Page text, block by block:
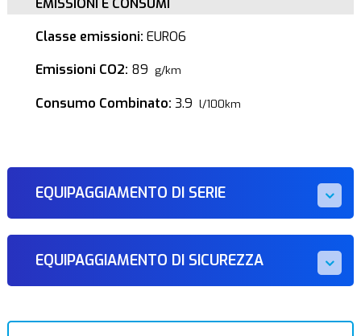
EMISSIONI E CONSUMI
Classe emissioni: EURO6
Emissioni CO2: 89 g/km
Consumo Combinato: 3.9 l/100km
EQUIPAGGIAMENTO DI SERIE
EQUIPAGGIAMENTO DI SICUREZZA